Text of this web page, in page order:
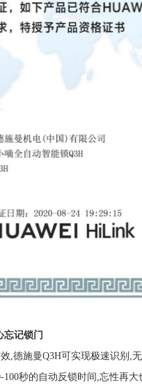
记锁门
施曼Q3H可实现极速识别,
秒的自动反锁时间,忘性再